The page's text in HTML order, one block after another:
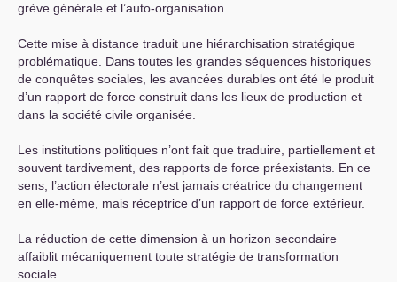
grève générale et l’auto-organisation.
Cette mise à distance traduit une hiérarchisation stratégique
problématique. Dans toutes les grandes séquences historiques
de conquêtes sociales, les avancées durables ont été le produit
d’un rapport de force construit dans les lieux de production et
dans la société civile organisée.
Les institutions politiques n’ont fait que traduire, partiellement et
souvent tardivement, des rapports de force préexistants. En ce
sens, l’action électorale n’est jamais créatrice du changement
en elle-même, mais réceptrice d’un rapport de force extérieur.
La réduction de cette dimension à un horizon secondaire
affaiblit mécaniquement toute stratégie de transformation
sociale.